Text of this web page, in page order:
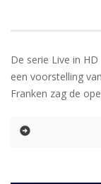
De serie Live in
een voorstelling
Franken zag de